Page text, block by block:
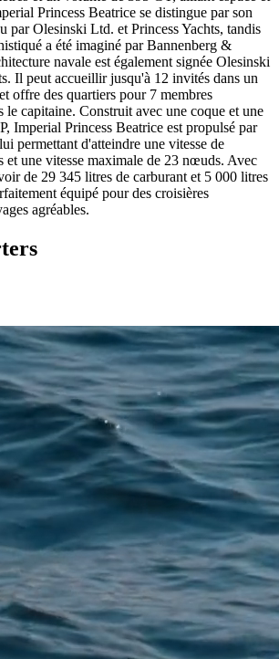
Princess Beatrice se distingue par son
par Olesinski Ltd. et Princess Yachts, tandis
a été imaginé par Bannenberg &
navale est également signée Olesinski
Il peut accueillir jusqu'à 12 invités dans un
offre des quartiers pour 7 membres
le capitaine. Construit avec une coque et une
Imperial Princess Beatrice est propulsé par
permettant d'atteindre une vitesse de
et une vitesse maximale de 23 nœuds. Avec
de 29 345 litres de carburant et 5 000 litres
équipé pour des croisières
agréables.